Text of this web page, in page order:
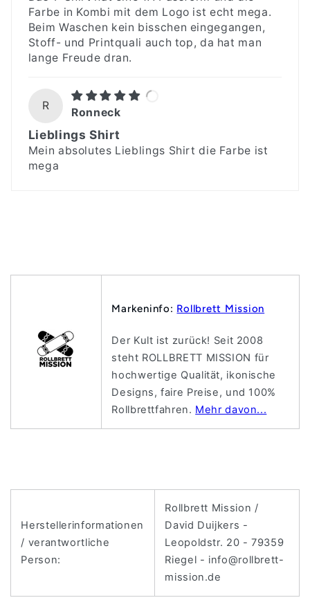
Farbe in Kombi mit dem Logo ist echt mega.
Beim Waschen kein bisschen eingegangen,
Stoff- und Printquali auch top, da hat man
lange Freude dran.
R
Ronneck
Lieblings Shirt
Mein absolutes Lieblings Shirt die Farbe ist
mega
Markeninfo: Rollbrett Mission
Der Kult ist zurück! Seit 2008
steht ROLLBRETT MISSION für
hochwertige Qualität, ikonische
Designs, faire Preise, und 100%
Rollbrettfahren. Mehr davon...
Herstellerinformationen
/ verantwortliche
Person:
Rollbrett Mission /
David Duijkers -
Leopoldstr. 20 - 79359
Riegel - info@rollbrett-
mission.de